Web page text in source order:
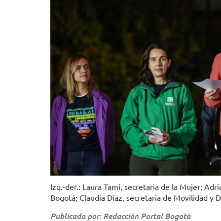
Izq.-der.: Laura Tami, secretaria de la Mujer;
Bogotá; Claudia Díaz, secretaria de Movilidad y
Publicado por: Redacción Portal Bogotá